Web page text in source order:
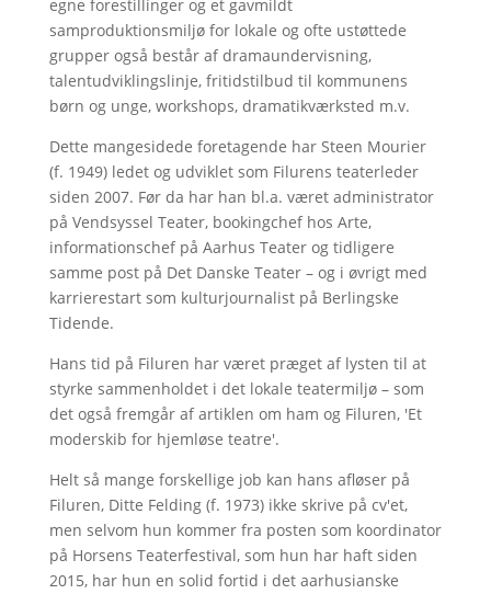
egne forestillinger og et gavmildt
samproduktionsmiljø for lokale og ofte ustøttede
grupper også består af dramaundervisning,
talentudviklingslinje, fritidstilbud til kommunens
børn og unge, workshops, dramatikværksted m.v.
Dette mangesidede foretagende har Steen Mourier
(f. 1949) ledet og udviklet som Filurens teaterleder
siden 2007. Før da har han bl.a. været administrator
på Vendsyssel Teater, bookingchef hos Arte,
informationschef på Aarhus Teater og tidligere
samme post på Det Danske Teater – og i øvrigt med
karrierestart som kulturjournalist på Berlingske
Tidende.
Hans tid på Filuren har været præget af lysten til at
styrke sammenholdet i det lokale teatermiljø – som
det også fremgår af artiklen om ham og Filuren, 'Et
moderskib for hjemløse teatre'.
Helt så mange forskellige job kan hans afløser på
Filuren, Ditte Felding (f. 1973) ikke skrive på cv'et,
men selvom hun kommer fra posten som koordinator
på Horsens Teaterfestival, som hun har haft siden
2015, har hun en solid fortid i det aarhusianske